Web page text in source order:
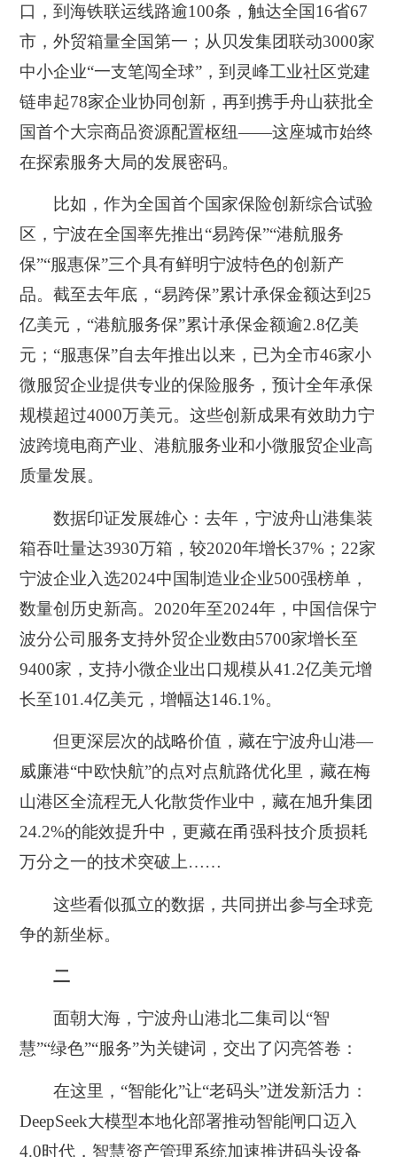
口，到海铁联运线路逾100条，触达全国16省67
市，外贸箱量全国第一；从贝发集团联动3000家
中小企业“一支笔闯全球”，到灵峰工业社区党建
链串起78家企业协同创新，再到携手舟山获批全
国首个大宗商品资源配置枢纽——这座城市始终
在探索服务大局的发展密码。
比如，作为全国首个国家保险创新综合试验
区，宁波在全国率先推出“易跨保”“港航服务
保”“服惠保”三个具有鲜明宁波特色的创新产
品。截至去年底，“易跨保”累计承保金额达到25
亿美元，“港航服务保”累计承保金额逾2.8亿美
元；“服惠保”自去年推出以来，已为全市46家小
微服贸企业提供专业的保险服务，预计全年承保
规模超过4000万美元。这些创新成果有效助力宁
波跨境电商产业、港航服务业和小微服贸企业高
质量发展。
数据印证发展雄心：去年，宁波舟山港集装
箱吞吐量达3930万箱，较2020年增长37%；22家
宁波企业入选2024中国制造业企业500强榜单，
数量创历史新高。2020年至2024年，中国信保宁
波分公司服务支持外贸企业数由5700家增长至
9400家，支持小微企业出口规模从41.2亿美元增
长至101.4亿美元，增幅达146.1%。
但更深层次的战略价值，藏在宁波舟山港—
威廉港“中欧快航”的点对点航路优化里，藏在梅
山港区全流程无人化散货作业中，藏在旭升集团
24.2%的能效提升中，更藏在甬强科技介质损耗
万分之一的技术突破上……
这些看似孤立的数据，共同拼出参与全球竞
争的新坐标。
二‌
面朝大海，宁波舟山港北二集司以“智
慧”“绿色”“服务”为关键词，交出了闪亮答卷：
在这里，“智能化”让“老码头”迸发新活力：
DeepSeek大模型本地化部署推动智能闸口迈入
4.0时代，智慧资产管理系统加速推进码头设备